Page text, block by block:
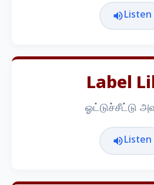
Listen
Label
ஓட்டுச்சீட்டு
Listen